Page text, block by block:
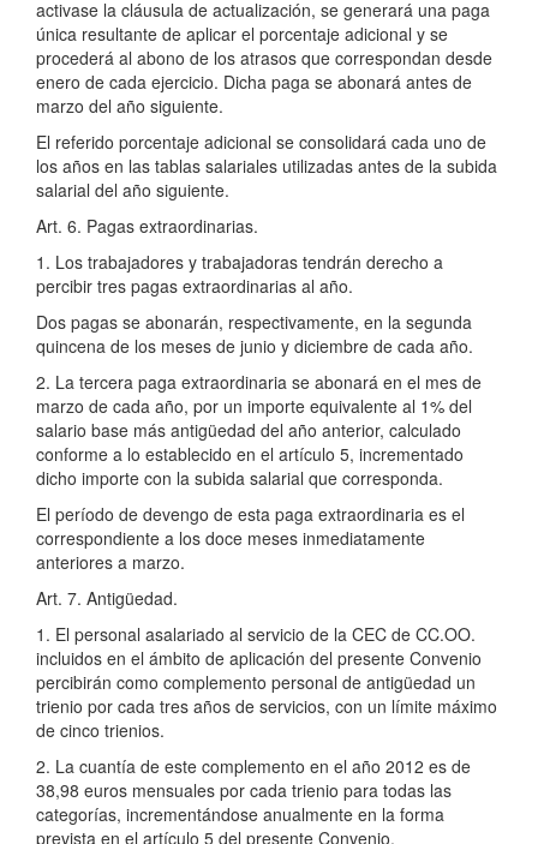
activase la cláusula de actualización, se generará una paga
única resultante de aplicar el porcentaje adicional y se
procederá al abono de los atrasos que correspondan desde
enero de cada ejercicio. Dicha paga se abonará antes de
marzo del año siguiente.
El referido porcentaje adicional se consolidará cada uno de
los años en las tablas salariales utilizadas antes de la subida
salarial del año siguiente.
Art. 6. Pagas extraordinarias.
1. Los trabajadores y trabajadoras tendrán derecho a
percibir tres pagas extraordinarias al año.
Dos pagas se abonarán, respectivamente, en la segunda
quincena de los meses de junio y diciembre de cada año.
2. La tercera paga extraordinaria se abonará en el mes de
marzo de cada año, por un importe equivalente al 1% del
salario base más antigüedad del año anterior, calculado
conforme a lo establecido en el artículo 5, incrementado
dicho importe con la subida salarial que corresponda.
El período de devengo de esta paga extraordinaria es el
correspondiente a los doce meses inmediatamente
anteriores a marzo.
Art. 7. Antigüedad.
1. El personal asalariado al servicio de la CEC de CC.OO.
incluidos en el ámbito de aplicación del presente Convenio
percibirán como complemento personal de antigüedad un
trienio por cada tres años de servicios, con un límite máximo
de cinco trienios.
2. La cuantía de este complemento en el año 2012 es de
38,98 euros mensuales por cada trienio para todas las
categorías, incrementándose anualmente en la forma
prevista en el artículo 5 del presente Convenio.